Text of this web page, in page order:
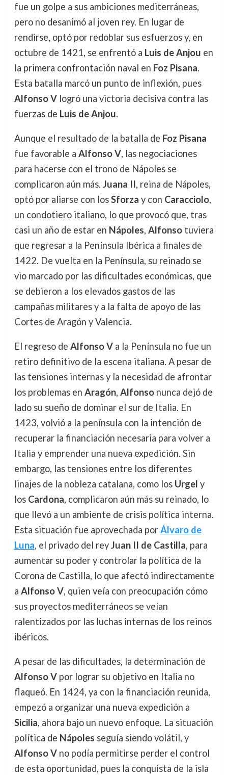
fue un golpe a sus ambiciones mediterráneas,
pero no desanimó al joven rey. En lugar de
rendirse, optó por redoblar sus esfuerzos y, en
octubre de 1421, se enfrentó a Luis de Anjou en
la primera confrontación naval en Foz Pisana.
Esta batalla marcó un punto de inflexión, pues
Alfonso Vlogró una victoria decisiva contra las
fuerzas de Luis de Anjou.
Aunque el resultado de la batalla de Foz Pisana
fue favorable a Alfonso V, las negociaciones
para hacerse con el trono de Nápoles se
complicaron aún más. Juana II, reina de Nápoles,
optó por aliarse con losSforza y con Caracciolo,
un condotiero italiano, lo que provocó que, tras
casi un año de estar en Nápoles, Alfonsotuviera
que regresar a la Península Ibérica a finales de
1422. De vuelta en la Península, su reinado se
vio marcado por las dificultades económicas, que
se debieron a los elevados gastos de las
campañas militares y a la falta de apoyo de las
Cortes de Aragón y Valencia.
El regreso de Alfonso Va la Península no fue un
retiro definitivo de la escena italiana. A pesar de
las tensiones internas y la necesidad de afrontar
los problemas en Aragón, Alfonsonunca dejó de
lado su sueño de dominar el sur de Italia. En
1423, volvió a la península con la intención de
recuperar la financiación necesaria para volver a
Italia y emprender una nueva expedición. Sin
embargo, las tensiones entre los diferentes
linajes de la nobleza catalana, como los Urgel y
los Cardona, complicaron aún más su reinado, lo
que llevó a un ambiente de crisis política interna.
Esta situación fue aprovechada porÁlvaro de
Luna, el privado del reyJuan II de Castilla, para
aumentar su poder y controlar la política de la
Corona de Castilla, lo que afectó indirectamente
a Alfonso V, quien veía con preocupación cómo
sus proyectos mediterráneos se veían
ralentizados por las luchas internas de los reinos
ibéricos.
A pesar de las dificultades, la determinación de
Alfonso Vpor lograr su objetivo en Italia no
flaqueó. En 1424, ya con la financiación reunida,
empezó a organizar una nueva expedición a
Sicilia, ahora bajo un nuevo enfoque. La situación
política de Nápoles seguía siendo volátil, y
Alfonso Vno podía permitirse perder el control
de esta oportunidad, pues la conquista de la isla